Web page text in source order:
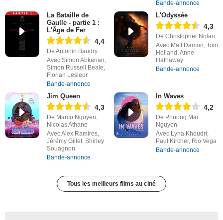
Bande-annonce
La Bataille de
Gaulle - partie 1 :
L'Âge de Fer
4,4
De Antonin Baudry
Avec Simon Abkarian,
Simon Russell Beale,
Florian Lesieur
Bande-annonce
L'Odyssée
4,3
De Christopher Nolan
Avec Matt Damon, Tom
Holland, Anne
Hathaway
Bande-annonce
Jim Queen
4,3
De Marco Nguyen,
Nicolas Athane
Avec Alex Ramires,
Jérémy Gillet, Shirley
Souagnon
Bande-annonce
In Waves
4,2
De Phuong Mai
Nguyen
Avec Lyna Khoudri,
Paul Kircher, Rio Vega
Bande-annonce
Tous les meilleurs films au ciné